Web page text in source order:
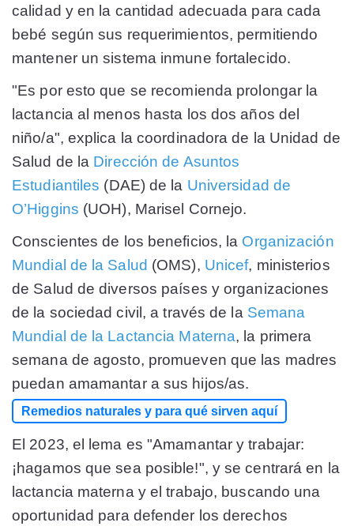
calidad y en la cantidad adecuada para cada
bebé según sus requerimientos, permitiendo
mantener un sistema inmune fortalecido.
"Es por esto que se recomienda prolongar la
lactancia al menos hasta los dos años del
niño/a", explica la coordinadora de la Unidad de
Salud de la Dirección de Asuntos
Estudiantiles (DAE) de la Universidad de
O’Higgins (UOH), Marisel Cornejo.
Conscientes de los beneficios, la Organización
Mundial de la Salud (OMS), Unicef, ministerios
de Salud de diversos países y organizaciones
de la sociedad civil, a través de la Semana
Mundial de la Lactancia Materna, la primera
semana de agosto, promueven que las madres
puedan amamantar a sus hijos/as.
Remedios naturales y para qué sirven aquí
El 2023, el lema es "Amamantar y trabajar:
¡hagamos que sea posible!", y se centrará en la
lactancia materna y el trabajo, buscando una
oportunidad para defender los derechos